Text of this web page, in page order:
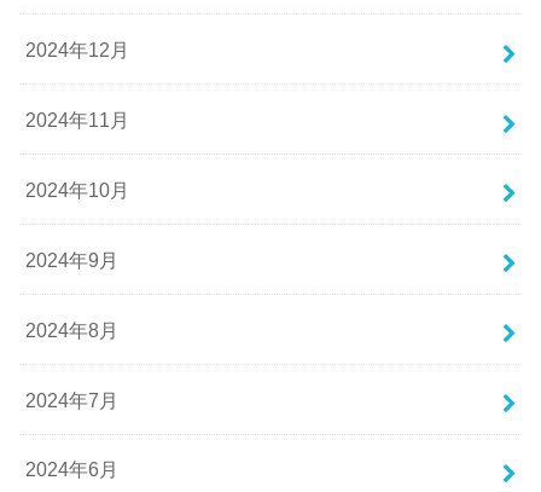
2024年12月
2024年11月
2024年10月
2024年9月
2024年8月
2024年7月
2024年6月